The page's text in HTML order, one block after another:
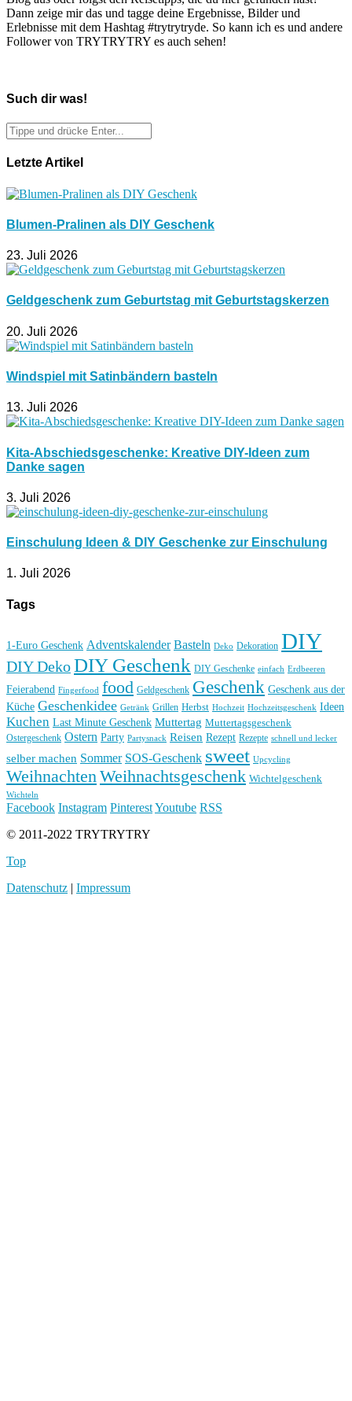
Dann zeige mir das und tagge deine Ergebnisse, Bilder und
Erlebnisse mit dem Hashtag #trytrytryde. So kann ich es und andere
Follower von TRYTRYTRY es auch sehen!
Such dir was!
Letzte Artikel
Blumen-Pralinen als DIY Geschenk
23. Juli 2026
Geldgeschenk zum Geburtstag mit Geburtstagskerzen
20. Juli 2026
Windspiel mit Satinbändern basteln
13. Juli 2026
Kita-Abschiedsgeschenke: Kreative DIY-Ideen zum
Danke sagen
3. Juli 2026
Einschulung Ideen & DIY Geschenke zur Einschulung
1. Juli 2026
Tags
1-Euro Geschenk Adventskalender Basteln Deko Dekoration DIY
DIY DekoDIY Geschenk DIY Geschenke einfach Erdbeeren
Feierabend Fingerfood food Geldgeschenk Geschenk Geschenk aus der
Küche Geschenkidee Getränk Grillen Herbst Hochzeit Hochzeitsgeschenk Ideen
Kuchen Last Minute Geschenk Muttertag Muttertagsgeschenk
Ostergeschenk Ostern Party Partysnack Reisen Rezept Rezepte schnell und lecker
selber machen Sommer SOS-Geschenk sweet Upcycling
WeihnachtenWeihnachtsgeschenk Wichtelgeschenk
Wichteln
Facebook Instagram PinterestYoutube RSS
© 2011-2022 TRYTRYTRY
Top
Datenschutz | Impressum